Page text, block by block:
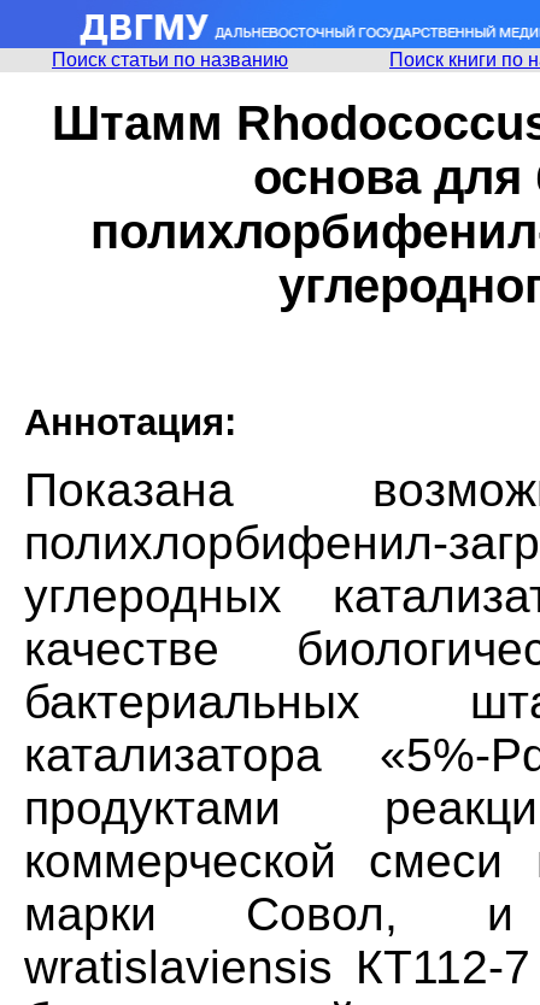
Поиск статьи по названию Поиск книги по
Штамм
основа для
Аннотация:
Показана
углеродных
качестве
бактериальных
катализатора «5%-
продуктами
коммерческой
марки Совол, и
wratislaviensis КТ112-